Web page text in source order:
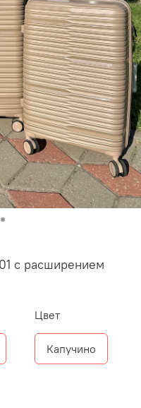
с расширением
Цвет
Капучино